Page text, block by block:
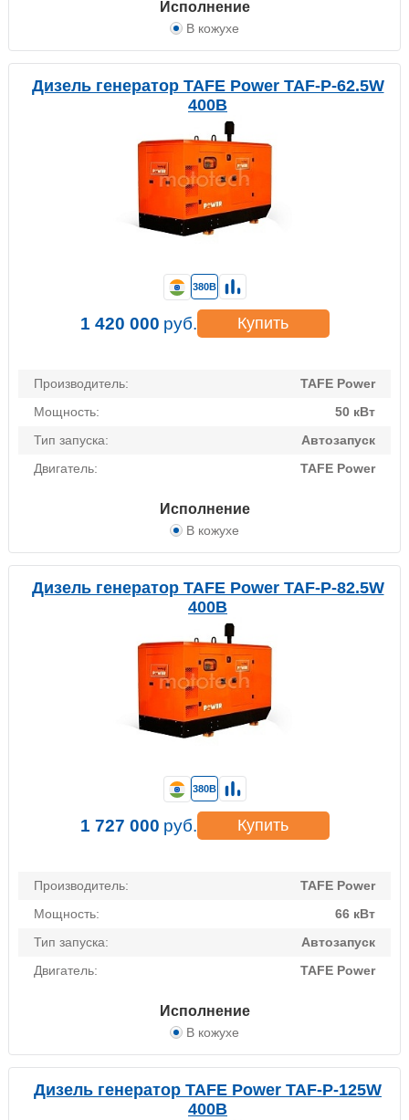
Исполнение
В кожухе
Дизель генератор TAFE Power TAF-P-62.5W
400В
Производитель:
TAFE Power
Мощность:
50 кВт
Тип запуска:
Автозапуск
Двигатель:
TAFE Power
Исполнение
В кожухе
380В
1 420 000 руб. Купить
Дизель генератор TAFE Power TAF-P-82.5W
400В
Производитель:
TAFE Power
Мощность:
66 кВт
Тип запуска:
Автозапуск
Двигатель:
TAFE Power
Исполнение
В кожухе
380В
1 727 000 руб. Купить
Дизель генератор TAFE Power TAF-P-125W
400В